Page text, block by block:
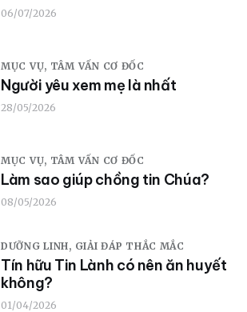
06/07/2026
MỤC VỤ, TÂM VẤN CƠ ĐỐC
Người yêu xem mẹ là nhất
28/05/2026
MỤC VỤ, TÂM VẤN CƠ ĐỐC
Làm sao giúp chồng tin Chúa?
08/05/2026
DƯỠNG LINH, GIẢI ĐÁP THẮC MẮC
Tín hữu Tin Lành có nên ăn huyết
không?
01/04/2026